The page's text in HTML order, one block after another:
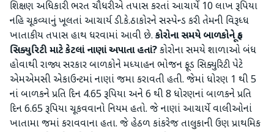
શિક્ષણ અધિકારી ભરત ચૌધરીએ તપાસ કરતાં આચાર્યે 10 લાખ રૂપિયા
નહિ ચૂકવ્યાનું ખૂલતાં આચાર્ય ડી.કે.ઠાકોરને સસ્પેન્ડ કરી તેમની વિરૂધ્ધ
ખાતાકીય તપાસ હાથ ધરવામાં આવી છે. કોરોના સમયે બાળકોને ફૂડ
સિક્યુરિટી માટે કેટલાં નાણાં અપાતા હતાં?કોરોના સમયે શાળાઓ બંધ
હોવાથી રાજ્ય સરકાર બાળકોને મધ્યાહન ભોજન ફૂડ સિક્યુરિટી પેટે
એમએમસી એકાઉન્ટમાં નાણાં જમા કરાવતી હતી. જેમાં ધોરણ 1 થી 5
નાં બાળકને પ્રતિ દિન 4.65 રૂપિયા અને 6 થી 8 ધોરણનાં બાળકને પ્રતિ
દિન 6.65 રૂપિયા ચૂકવવાનો નિયમ હતો. જે નાણાં આચાર્યે વાલીઓનાં
ખાતામા જમાં કરાવવાના હતા. જે હેઠળ કાંકરેજ તાલુકાની ઉણ પ્રાથમિક